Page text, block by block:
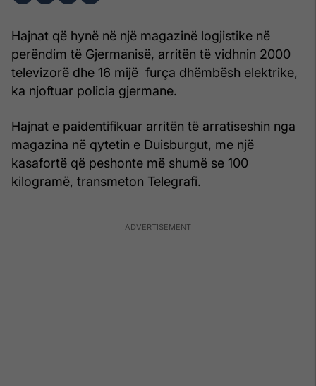
Hajnat që hynë në një magazinë logjistike në
perëndim të Gjermanisë, arritën të vidhnin 2000
televizorë dhe 16 mijë furça dhëmbësh elektrike,
ka njoftuar policia gjermane.
Hajnat e paidentifikuar arritën të arratiseshin nga
magazina në qytetin e Duisburgut, me një
kasafortë që peshonte më shumë se 100
kilogramë, transmeton Telegrafi.